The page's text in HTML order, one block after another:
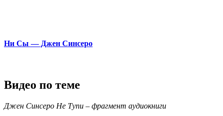
Ни Сы — Джен Синсеро
Видео по теме
Джен Синсеро Не Тупи – фрагмент аудиокниги